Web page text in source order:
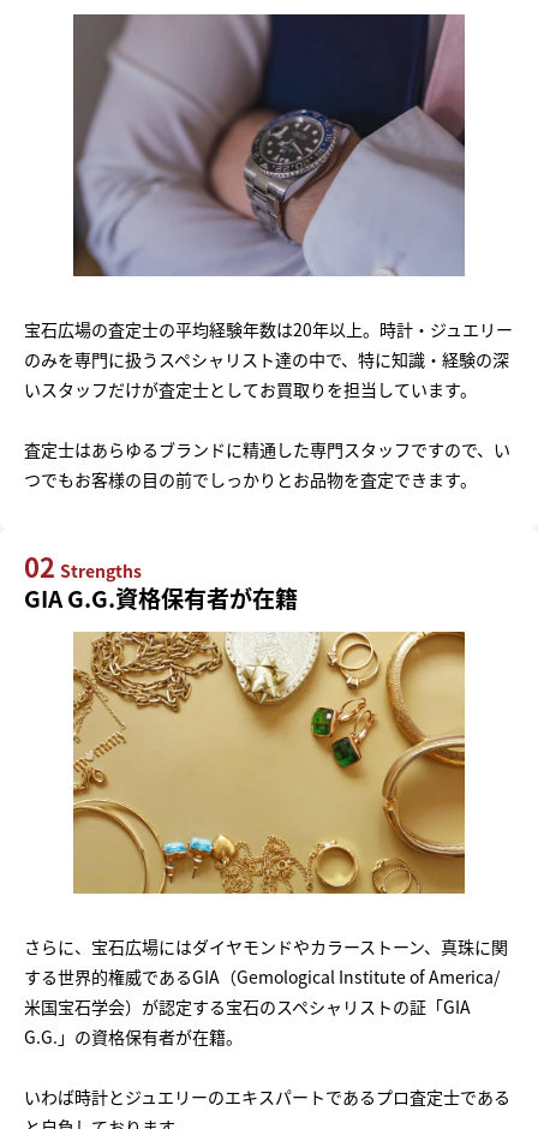
宝石広場の査定士の平均経験年数は20年以上。時計・ジュエリー
のみを専門に扱うスペシャリスト達の中で、特に知識・経験の深
いスタッフだけが査定士としてお買取りを担当しています。
査定士はあらゆるブランドに精通した専門スタッフですので、い
つでもお客様の目の前でしっかりとお品物を査定できます。
02 Strengths
GIA G.G.資格保有者が在籍
さらに、宝石広場にはダイヤモンドやカラーストーン、真珠に関
する世界的権威であるGIA（Gemological Institute of America/
米国宝石学会）が認定する宝石のスペシャリストの証「GIA
G.G.」の資格保有者が在籍。
いわば時計とジュエリーのエキスパートであるプロ査定士である